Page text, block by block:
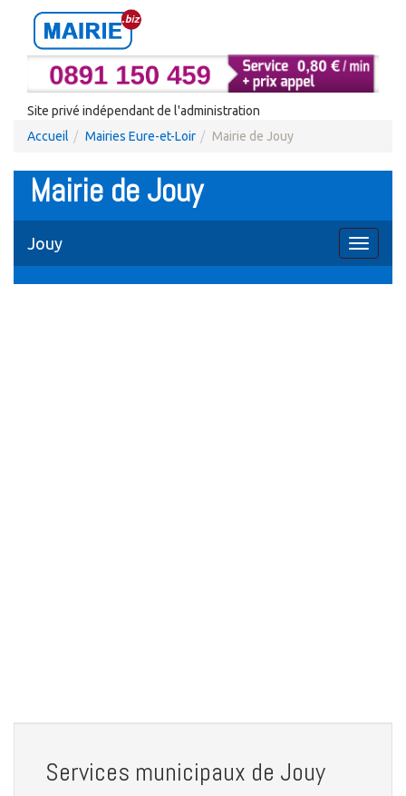
Site privé indépendant de l'administration
Accueil
Mairies Eure-et-Loir Mairie de Jouy
Mairie de Jouy
Toggle
Jouy
Services municipaux de Jouy